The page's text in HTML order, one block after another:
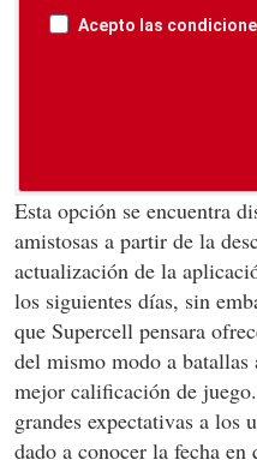
Acepto las
Esta opción se encuentra
amistosas a partir de la
actualización de la
los siguientes días, sin
que Supercell pensara
del mismo modo a batallas
mejor calificación de
grandes expectativas a los
dado a conocer la fecha en